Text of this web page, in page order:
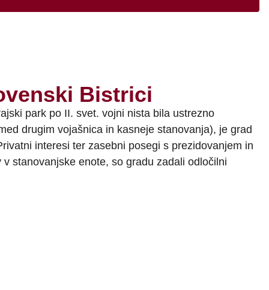
Bistrici
park po II. svet. vojni nista bila ustrezno
drugim vojašnica in kasneje stanovanja), je grad
interesi ter zasebni posegi s prezidovanjem in
stanovanjske enote, so gradu zadali odločilni